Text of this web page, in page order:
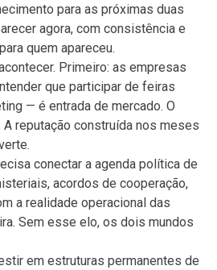
para as próximas duas
agora, com consistência e
quem apareceu.
Primeiro: as empresas
que participar de feiras
— é entrada de mercado. O
A reputação construída nos meses
conectar a agenda política de
acordos de cooperação,
a realidade operacional das
Sem esse elo, os dois mundos
em estruturas permanentes de